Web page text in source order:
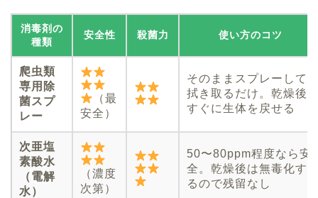
消毒剤の
種類
安全性 殺菌力 使い方のコツ
爬虫類
専用除
菌スプ
レー
（最
安全）
そのままスプレーして
拭き取るだけ。乾燥後
すぐに生体を戻せる
次亜塩
素酸水
（電解
水）
（濃度
次第）
50〜80ppm程度なら安
全。乾燥後は無毒化す
るので残留なし